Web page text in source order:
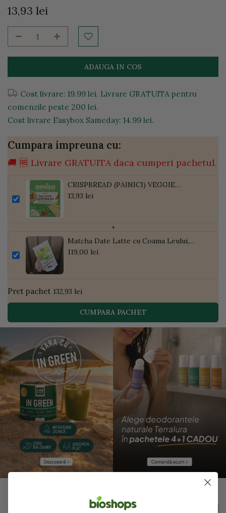
13,93 lei
ADAUGA IN COS
Cost livrare: 19.99 lei. Livrare GRATUITA pentru
comenzile peste 200 lei.
Cost livrare Easybox Sameday: 14.99 lei.
Cumpara impreuna cu:
🚚 🆓 Livrare GRATUITA daca cumperi pachetul.
CRISPBREAD (PAINICI) VEGGIE
13,93 lei
+
Matcha Date Latte cu Coama Leului,
Pudră de Curmale și Ghimbir, ECO, 300g
119,00 lei
Pret pachet 132,93 lei
CUMPARA PACHET